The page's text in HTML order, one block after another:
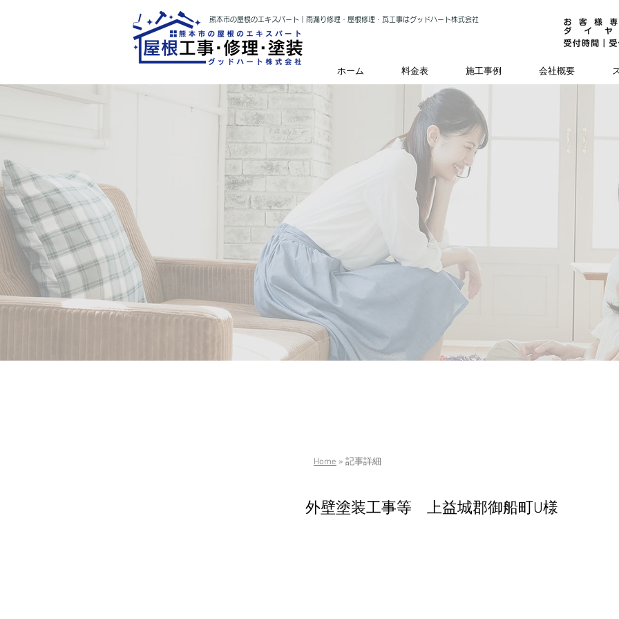
熊本市の屋根のエキスパート｜雨漏り修理・屋根修理・瓦工事はグッドハート株式会社
ホーム 料金表 施工事例 会社概要
Home » 記事詳細
外壁塗装工事等 上益城郡御船町U様